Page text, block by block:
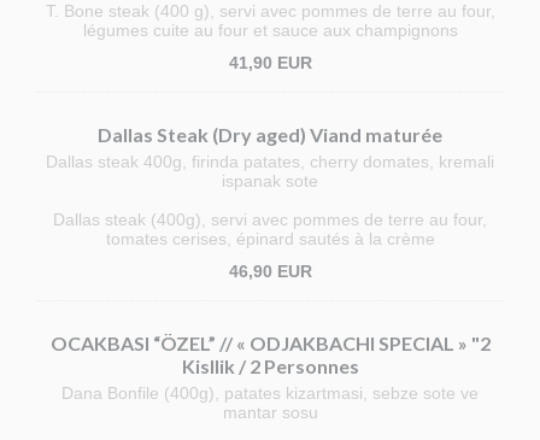
T. Bone steak (400 g), servi avec pommes de terre au four,
légumes cuite au four et sauce aux champignons
41,90 EUR
Dallas Steak (Dry aged) Viand maturée
Dallas steak 400g, firinda patates, cherry domates, kremali
ispanak sote
Dallas steak (400g), servi avec pommes de terre au four,
tomates cerises, épinard sautés à la crème
46,90 EUR
OCAKBASI “ÖZEL” // « ODJAKBACHI SPECIAL » "2
Kisllik / 2 Personnes
Dana Bonfile (400g), patates kizartmasi, sebze sote ve
mantar sosu